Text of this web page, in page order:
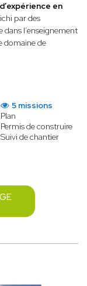
en
par des
l’enseignement
domaine de
5 missions
Plan
Permis de construire
Suivi de chantier